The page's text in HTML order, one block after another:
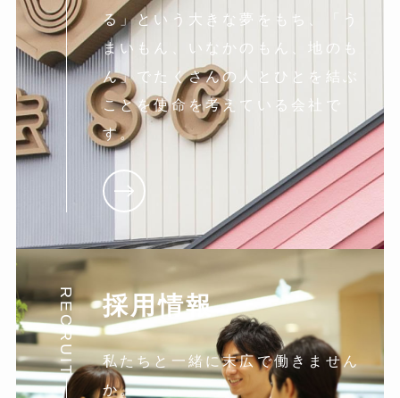
る」という大きな夢をもち、「う
まいもん、いなかのもん、地のも
ん」でたくさんの人とひとを結ぶ
ことを使命を考えている会社で
す。
RECRUIT 採用情報
私たちと一緒に末広で働きません
か。